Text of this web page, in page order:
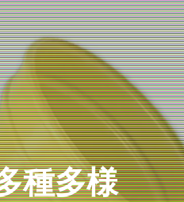
種多様